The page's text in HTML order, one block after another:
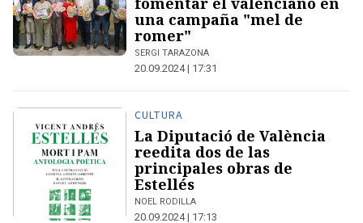
una campaña "mel de
romer"
SERGI TARAZONA
20.09.2024 | 17:31
CULTURA
La Diputació de València
reedita dos de las
principales obras de
Estellés
NOEL RODILLA
20.09.2024 | 17:13